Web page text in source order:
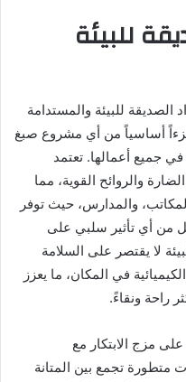
للبيئة
الصديقة للبيئة والمستدامة
أساسياً من أي مشروع صبغ
جميع أعمالها. تعتمد
والروائح القوية، مما
المكاتب، والمدارس، حيث توفر
من أي تأثير سلبي على
لا يقتصر على السلامة
في المكان، ما يعزز
راحة ونقاءً.
مزج الابتكار مع
متطورة تجمع بين المتانة